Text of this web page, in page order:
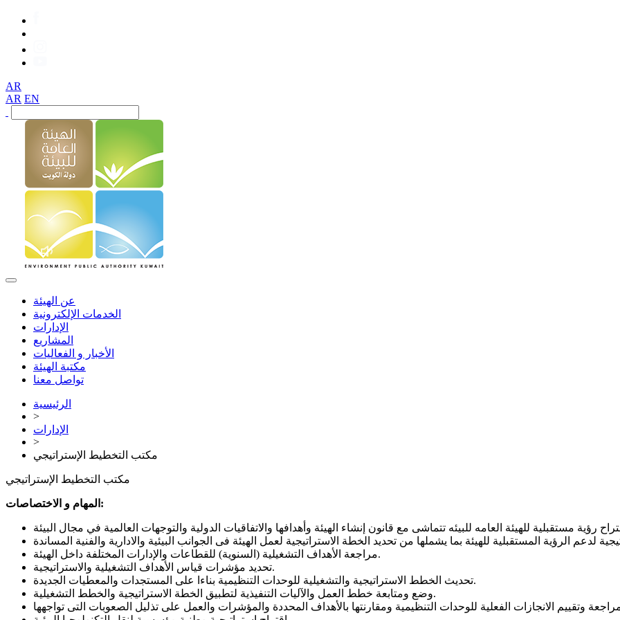
AR
AR EN
عن الهيئة
الخدمات الإلكترونية
الإدارات
المشاريع
الأخبار و الفعاليات
مكتبة الهيئة
تواصل معنا
الرئيسية
>
الإدارات
>
مكتب التخطيط الإستراتيجي
مكتب التخطيط الإستراتيجي
المهام و الاختصاصات:
مراجعة الأهداف التشغيلية (السنوية) للقطاعات والإدارات المختلفة داخل الهيئة.
تحديد مؤشرات قياس الأهداف التشغيلية والاستراتيجية.
تحديث الخطط الاستراتيجية والتشغيلية للوحدات التنظيمية بناءا على المستجدات والمعطيات الجديدة.
وضع ومتابعة خطط العمل والآليات التنفيذية لتطبيق الخطة الاستراتيجية والخطط التشغيلية.